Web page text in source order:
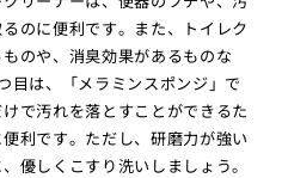
のに便利です。また、トイレク
のや、消臭効果があるものな
目は、「メラミンスポンジ」で
で汚れを落とすことができるた
利です。ただし、研磨力が強い
優しくこすり洗いしましょう。